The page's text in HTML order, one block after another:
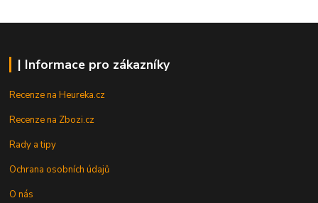
| Informace pro zákazníky
Recenze na Heureka.cz
Recenze na Zbozi.cz
Rady a tipy
Ochrana osobních údajů
O nás